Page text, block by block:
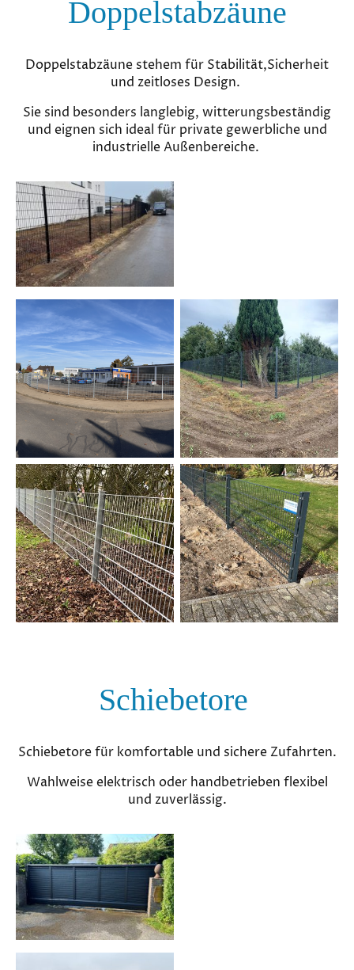
Doppelstabzäune
Doppelstabzäune stehem für Stabilität,Sicherheit
und zeitloses Design.
Sie sind besonders langlebig, witterungsbeständig
und eignen sich ideal für private gewerbliche und
industrielle Außenbereiche.
Schiebetore
Schiebetore für komfortable und sichere Zufahrten.
Wahlweise elektrisch oder handbetrieben flexibel
und zuverlässig.